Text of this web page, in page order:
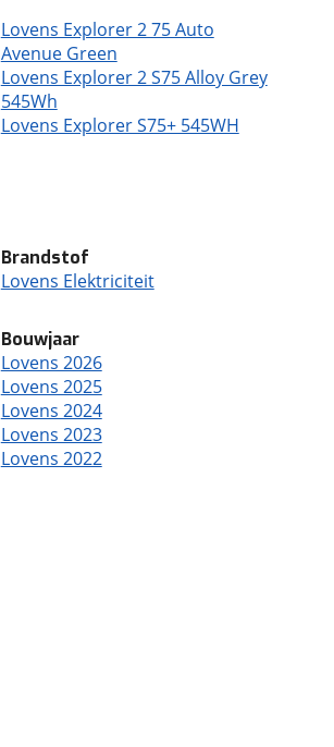
Lovens Explorer 2 75 Auto
Avenue Green
Lovens Explorer 2 S75 Alloy Grey
545Wh
Lovens Explorer S75+ 545WH
Brandstof
Lovens Elektriciteit
Bouwjaar
Lovens 2026
Lovens 2025
Lovens 2024
Lovens 2023
Lovens 2022